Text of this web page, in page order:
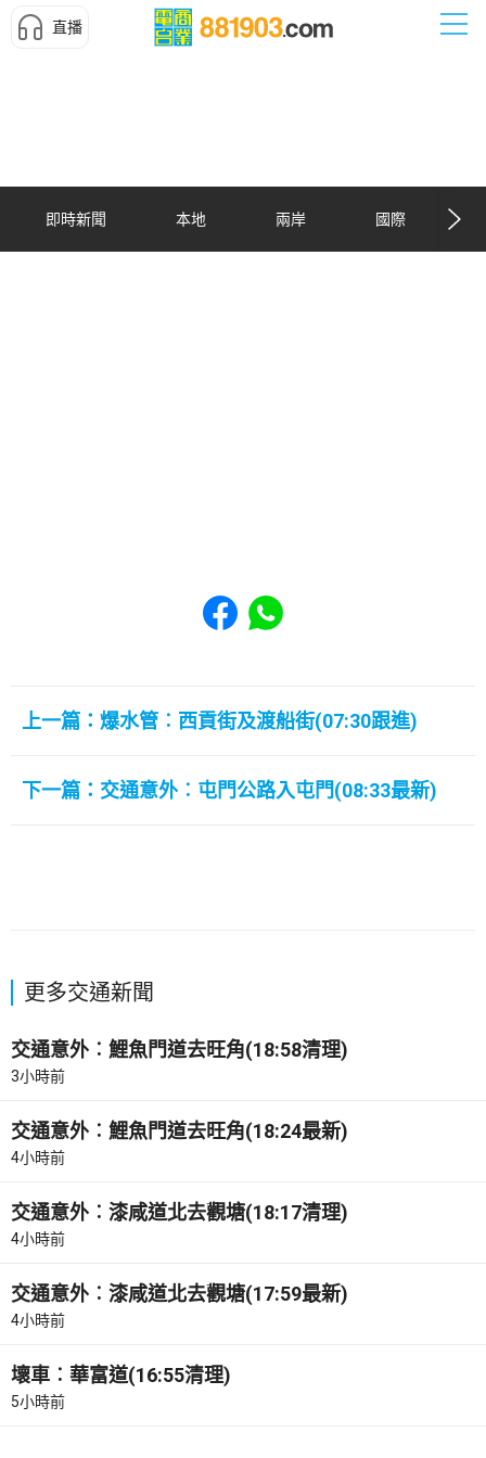
直播
即時新聞 本地 兩岸 國際
Share to Facebook
Share to WhatsApp
上一篇：爆水管︰西貢街及渡船街(07:30跟進)
下一篇：交通意外︰屯門公路入屯門(08:33最新)
更多交通新聞
交通意外︰鯉魚門道去旺角(18:58清理)
3小時前
交通意外︰鯉魚門道去旺角(18:24最新)
4小時前
交通意外︰漆咸道北去觀塘(18:17清理)
4小時前
交通意外︰漆咸道北去觀塘(17:59最新)
4小時前
壞車︰華富道(16:55清理)
5小時前